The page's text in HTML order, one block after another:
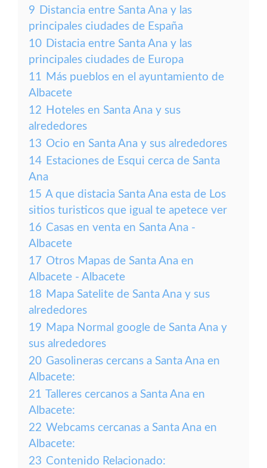
9 Distancia entre Santa Ana y las
principales ciudades de España
10 Distacia entre Santa Ana y las
principales ciudades de Europa
11 Más pueblos en el ayuntamiento de
Albacete
12 Hoteles en Santa Ana y sus
alrededores
13 Ocio en Santa Ana y sus alrededores
14 Estaciones de Esqui cerca de Santa
Ana
15 A que distacia Santa Ana esta de Los
sitios turisticos que igual te apetece ver
16 Casas en venta en Santa Ana -
Albacete
17 Otros Mapas de Santa Ana en
Albacete - Albacete
18 Mapa Satelite de Santa Ana y sus
alrededores
19 Mapa Normal google de Santa Ana y
sus alrededores
20 Gasolineras cercans a Santa Ana en
Albacete:
21 Talleres cercanos a Santa Ana en
Albacete:
22 Webcams cercanas a Santa Ana en
Albacete:
23 Contenido Relacionado: